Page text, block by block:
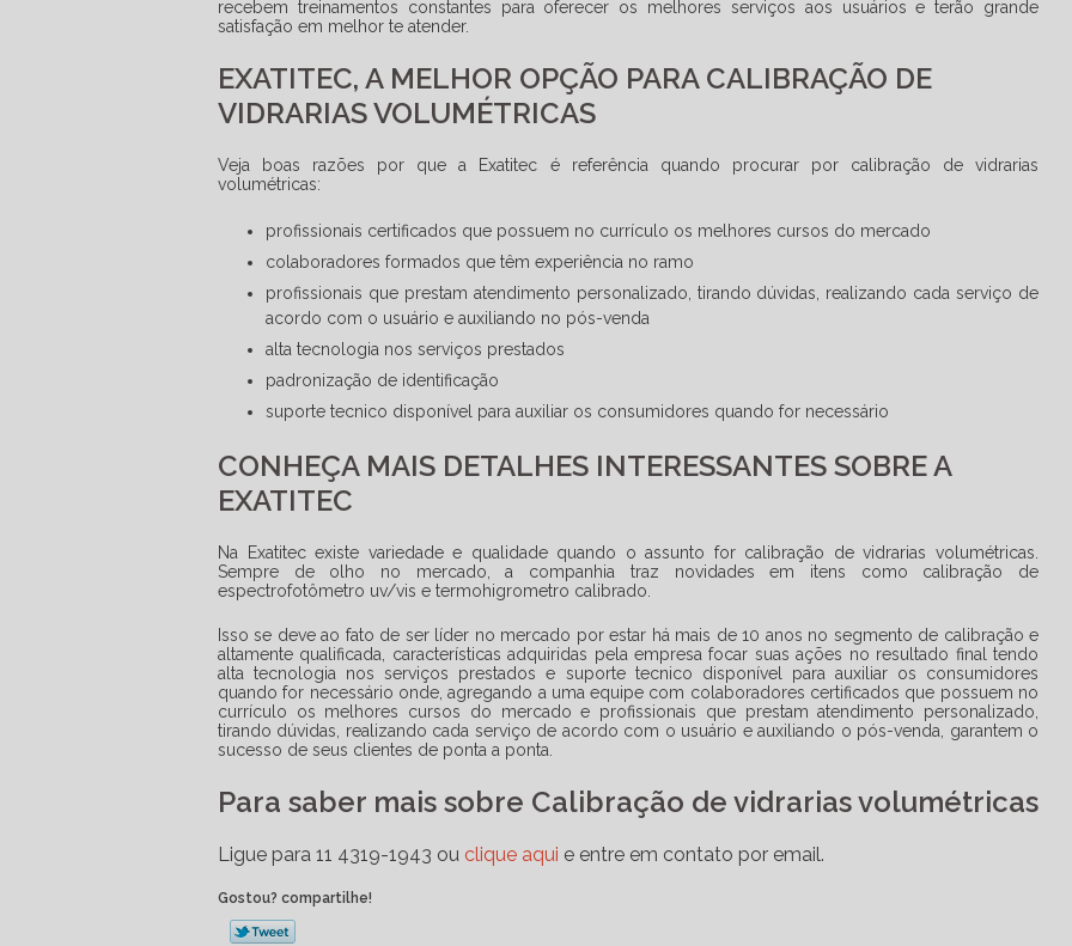
recebem treinamentos constantes para oferecer os melhores serviços aos usuários e terão grande
satisfação em melhor te atender.
EXATITEC, A MELHOR OPÇÃO PARA CALIBRAÇÃO DE
VIDRARIAS VOLUMÉTRICAS
Veja boas razões por que a Exatitec é referência quando procurar por calibração de vidrarias
volumétricas:
profissionais certificados que possuem no currículo os melhores cursos do mercado
colaboradores formados que têm experiência no ramo
profissionais que prestam atendimento personalizado, tirando dúvidas, realizando cada serviço de
acordo com o usuário e auxiliando no pós-venda
alta tecnologia nos serviços prestados
padronização de identificação
suporte tecnico disponível para auxiliar os consumidores quando for necessário
CONHEÇA MAIS DETALHES INTERESSANTES SOBRE A
EXATITEC
Na Exatitec existe variedade e qualidade quando o assunto for calibração de vidrarias volumétricas
Sempre de olho no mercado, a companhia traz novidades em itens como calibração de
espectrofotômetro uv/vis e termohigrometro calibrado.
Isso se deve ao fato de ser líder no mercado por estar há mais de 10 anos no segmento de calibração e
altamente qualificada, características adquiridas pela empresa focar suas ações no resultado final tendo
alta tecnologia nos serviços prestados e suporte tecnico disponível para auxiliar os consumidores
quando for necessário onde, agregando a uma equipe com colaboradores certificados que possuem no
currículo os melhores cursos do mercado e profissionais que prestam atendimento personalizado,
tirando dúvidas, realizando cada serviço de acordo com o usuário e auxiliando o pós-venda, garantem o
sucesso de seus clientes de ponta a ponta.
Para saber mais sobre Calibração de vidrarias volumétricas
Ligue para 11 4319-1943 ou clique aqui e entre em contato por email.
Gostou? compartilhe!